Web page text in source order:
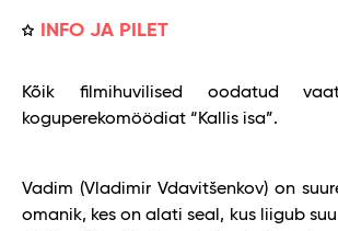
INFO JA PILET
Kõik filmihuvilised oodatud
koguperekomöödiat “Kallis isa”.
Vadim (Vladimir Vdavitšenkov) on
omanik, kes on alati seal, kus liigub